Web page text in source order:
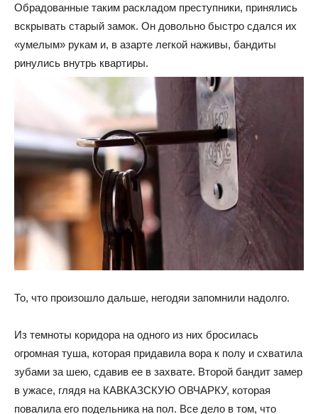
Обрадованные таким раскладом преступники, принялись
вскрывать старый замок. Он довольно быстро сдался их
«умелым» рукам и, в азарте легкой наживы, бандиты
ринулись внутрь квартиры.
То, что произошло дальше, негодяи запомнили надолго.
Из темноты коридора на одного из них бросилась
огромная туша, которая придавила вора к полу и схватила
зубами за шею, сдавив ее в захвате. Второй бандит замер
в ужасе, глядя на КАВКАЗСКУЮ ОВЧАРКУ, которая
повалила его подельника на пол. Все дело в том, что